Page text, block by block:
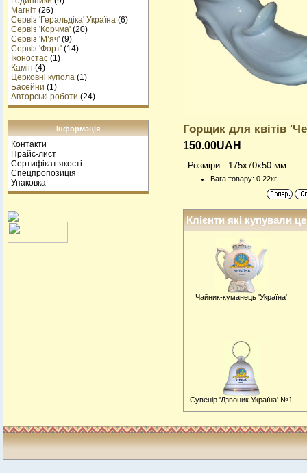
Магніт (26)
Сервіз 'Геральдіка' Україна (6)
Сервіз 'Корчма' (20)
Сервіз 'М’яч' (9)
Сервіз 'Форт' (14)
Іконостас (1)
Камін (4)
Церковні купола (1)
Басейни (1)
Авторські роботи (24)
Інформація
Контакти
Прайс-лист
Сертифікат якості
Спецпропозиція
Упаковка
Горщик для квітів
150.00UAH
Розміри - 175x70x50 мм
Вага товару: 0.22кг
Клієнти які купували
Чайник-куманець 'Україна'
Сувенiр 'Дзвоник Україна' №1